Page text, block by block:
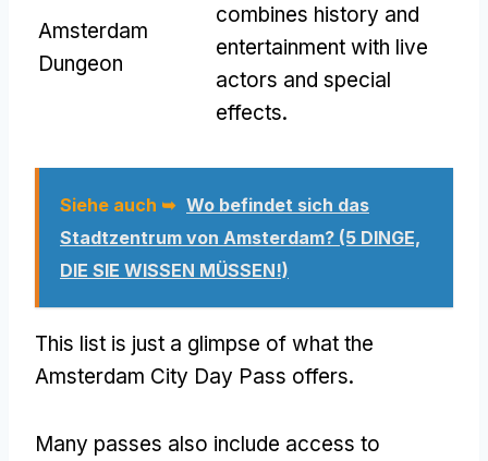
Amsterdam
Dungeon
combines history and
entertainment with live
actors and special
effects.
Siehe auch ➥ Wo befindet sich das
Stadtzentrum von Amsterdam? (5 DINGE,
DIE SIE WISSEN MÜSSEN!)
This list is just a glimpse of what the
Amsterdam City Day Pass offers.
Many passes also include access to